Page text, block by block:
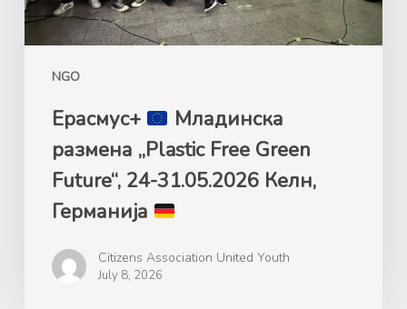
NGO
24-
31.05.2026
Германија
Ерасмус+
Mладинска
размена „Plastic Free Green
Future“, 24-31.05.2026 Келн,
Германија
Citizens Association United Youth
July 8, 2026